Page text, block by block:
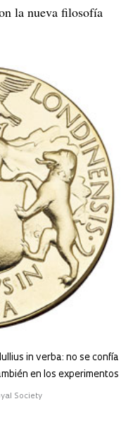
la nueva filosofía
in verba: no se confía
en los experimentos
Society